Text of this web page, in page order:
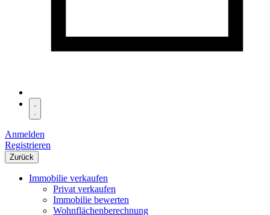
Anmelden
Registrieren
Zurück
Immobilie verkaufen
Privat verkaufen
Immobilie bewerten
Wohnflächenberechnung